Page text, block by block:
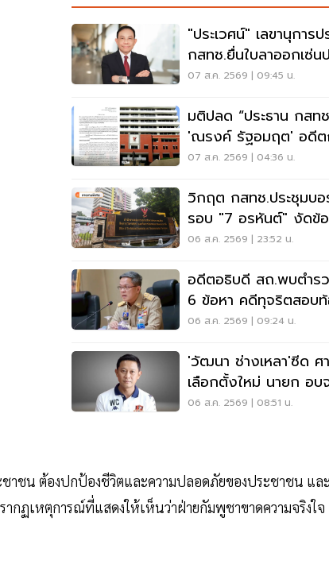
"ประเวศน์" เลขานุการป
กสทช.ยื่นใบลาออกเซ่
นพ.สรณ
07 ส.ค. 2569 | 09:45 น.
มติปลด “ประธาน กสท
'ณรงค์ รัฐอมฤต' อดีต
สรรหาโต้ข้อวินิจฉัย
07 ส.ค. 2569 | 04:36 น.
วิกฤต กสทช.ประชุมบ
รอบ "7 อรหันต์" งัดข้
ใครยอมใคร
06 ส.ค. 2569 | 23:52 น.
อดีตอธิบดี สถ.พบตำร
6 ข้อหา คดีทุจริตสอบ
06 ส.ค. 2569 | 09:24 น.
'วัฒนา ช่างเหลา'ซีด
เลือกตั้งใหม่ นายก อบ
06 ส.ค. 2569 | 08:51 น.
าชน ต้องปกป้องชีวิตและความปลอดภัยของประชาชน แล
ากฏเหตุการณ์ที่แสดงให้เห็นว่าฝ่ายกัมพูชาขาดความจริงใ